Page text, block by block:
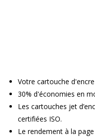
Votre cartouche
30% d'économies en
Les cartouches jet
certifiées ISO.
Le rendement à la